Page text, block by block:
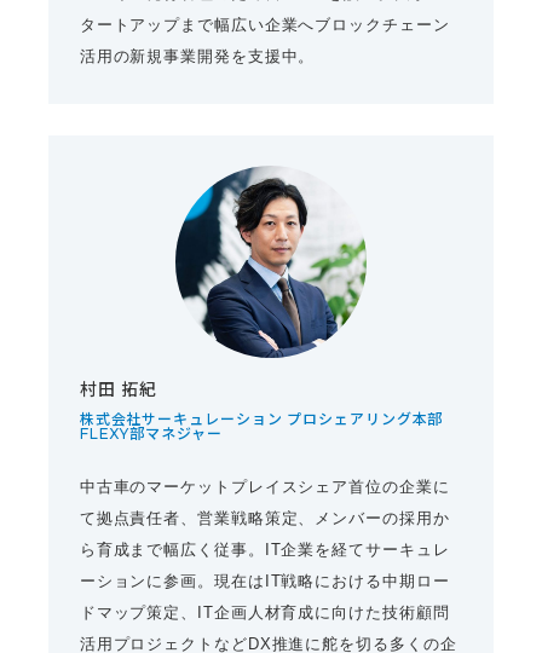
タートアップまで幅広い企業へブロックチェーン
活用の新規事業開発を支援中。
村田 拓紀
株式会社サーキュレーション プロシェアリング本部
FLEXY部マネジャー
中古車のマーケットプレイスシェア首位の企業に
て拠点責任者、営業戦略策定、メンバーの採用か
ら育成まで幅広く従事。IT企業を経てサーキュレ
ーションに参画。現在はIT戦略における中期ロー
ドマップ策定、IT企画人材育成に向けた技術顧問
活用プロジェクトなどDX推進に舵を切る多くの企